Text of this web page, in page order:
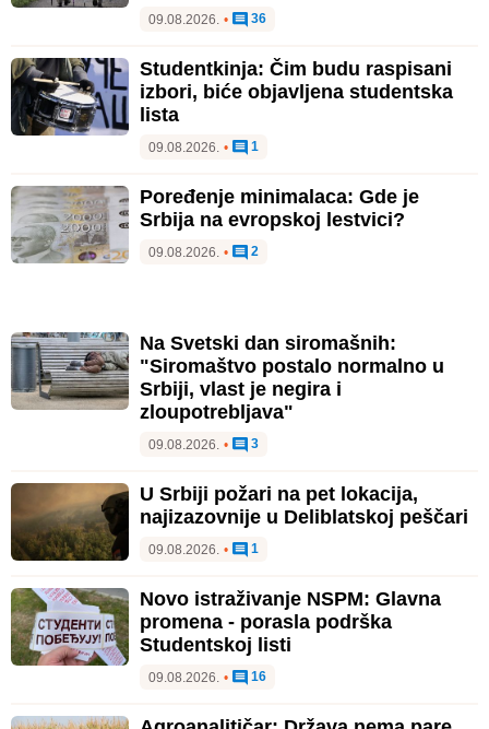
09.08.2026. • 36
Studentkinja: Čim budu raspisani
izbori, biće objavljena studentska
lista
09.08.2026. • 1
Poređenje minimalaca: Gde je
Srbija na evropskoj lestvici?
09.08.2026. • 2
Na Svetski dan siromašnih:
"Siromaštvo postalo normalno u
Srbiji, vlast je negira i
zloupotrebljava"
09.08.2026. • 3
U Srbiji požari na pet lokacija,
najizazovnije u Deliblatskoj peščari
09.08.2026. • 1
Novo istraživanje NSPM: Glavna
promena - porasla podrška
Studentskoj listi
09.08.2026. • 16